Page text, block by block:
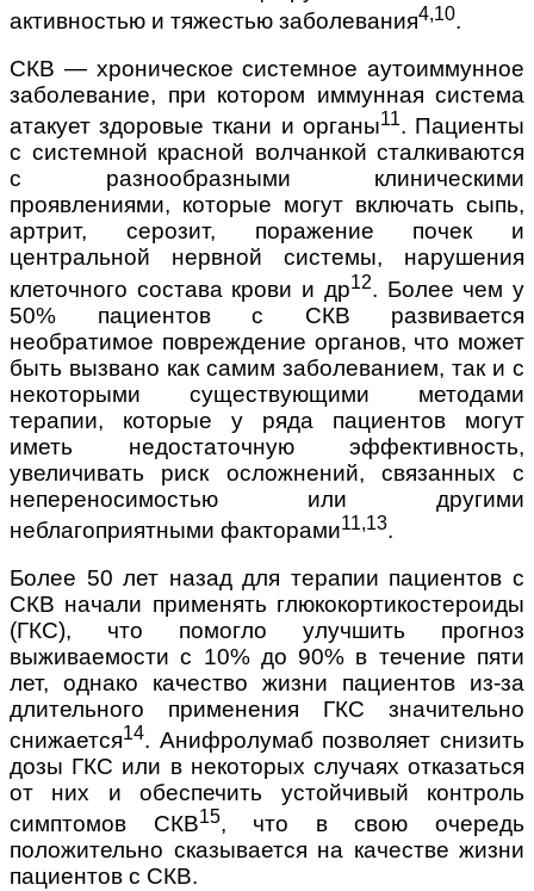
активностью и тяжестью заболевания4,10.
СКВ — хроническое системное аутоиммунное
заболевание, при котором иммунная система
атакует здоровые ткани и органы11. Пациенты
с системной красной волчанкой сталкиваются
с разнообразными клиническими
проявлениями, которые могут включать сыпь,
артрит, серозит, поражение почек и
центральной нервной системы, нарушения
клеточного состава крови и др12. Более чем у
50% пациентов с СКВ развивается
необратимое повреждение органов, что может
быть вызвано как самим заболеванием, так и с
некоторыми существующими методами
терапии, которые у ряда пациентов могут
иметь недостаточную эффективность,
увеличивать риск осложнений, связанных с
непереносимостью или другими
неблагоприятными факторами11,13.
Более 50 лет назад для терапии пациентов с
СКВ начали применять глюкокортикостероиды
(ГКС), что помогло улучшить прогноз
выживаемости с 10% до 90% в течение пяти
лет, однако качество жизни пациентов из-за
длительного применения ГКС значительно
снижается14. Анифролумаб позволяет снизить
дозы ГКС или в некоторых случаях отказаться
от них и обеспечить устойчивый контроль
симптомов СКВ15, что в свою очередь
положительно сказывается на качестве жизни
пациентов с СКВ.